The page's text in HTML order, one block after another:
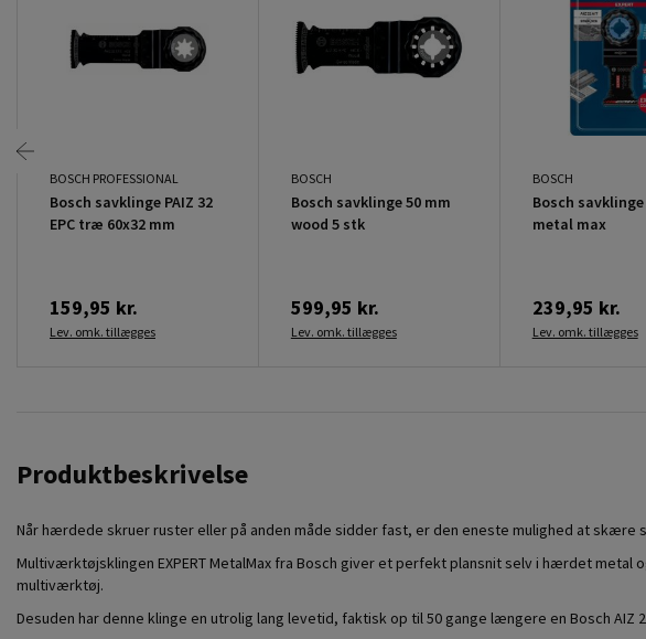
BOSCH PROFESSIONAL
Bosch savklinge PAIZ 32
EPC træ 60x32 mm
159,95 kr.
Lev. omk. tillægges
BOSCH
Bosch savklinge 50 mm
wood 5 stk
599,95 kr.
Lev. omk. tillægges
BOSCH
Bosch
metal max
239,95 kr.
Lev. omk. tillægges
Produktbeskrivelse
Når hærdede skruer ruster eller på anden måde sidder fast, er den eneste mulighed at skære
Multiværktøjsklingen EXPERT MetalMax fra Bosch giver et perfekt plansnit selv i hærdet
multiværktøj.
Desuden har denne klinge en utrolig lang levetid, faktisk op til 50 gange længere en Bosch AIZ